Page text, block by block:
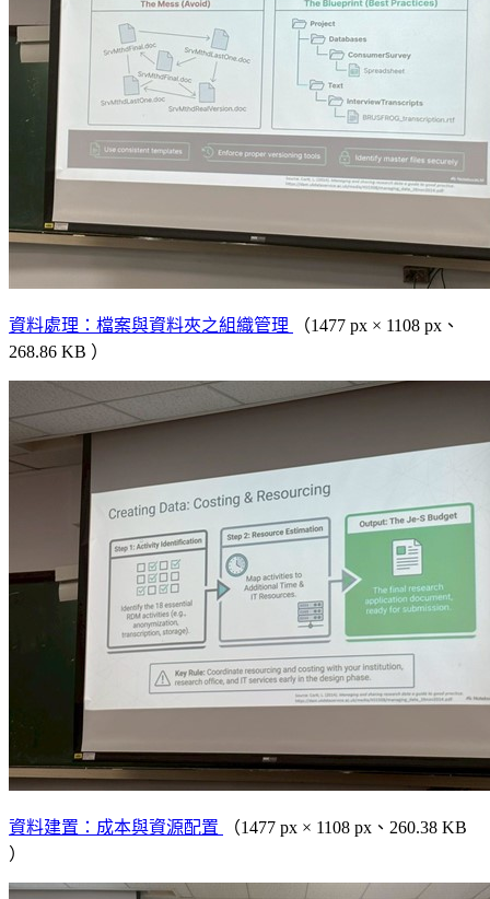
資料處理：檔案與資料夾之組織管理
（1477 px × 1108 px、
268.86 KB ）
資料建置：成本與資源配置
（1477 px × 1108 px、260.38 KB
）